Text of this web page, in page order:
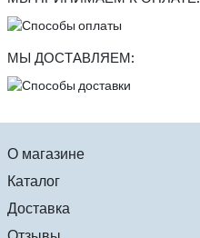
МЫ ДОСТАВЛЯЕМ:
О магазине
Каталог
Доставка